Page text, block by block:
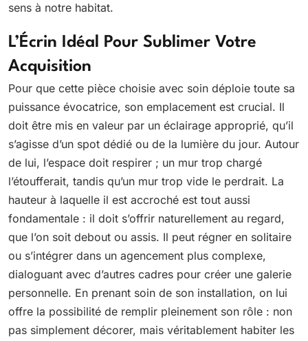
sens à notre habitat.
L’Écrin Idéal Pour Sublimer Votre
Acquisition
Pour que cette pièce choisie avec soin déploie toute sa
puissance évocatrice, son emplacement est crucial. Il
doit être mis en valeur par un éclairage approprié, qu’il
s’agisse d’un spot dédié ou de la lumière du jour. Autour
de lui, l’espace doit respirer ; un mur trop chargé
l’étoufferait, tandis qu’un mur trop vide le perdrait. La
hauteur à laquelle il est accroché est tout aussi
fondamentale : il doit s’offrir naturellement au regard,
que l’on soit debout ou assis. Il peut régner en solitaire
ou s’intégrer dans un agencement plus complexe,
dialoguant avec d’autres cadres pour créer une galerie
personnelle. En prenant soin de son installation, on lui
offre la possibilité de remplir pleinement son rôle : non
pas simplement décorer, mais véritablement habiter les